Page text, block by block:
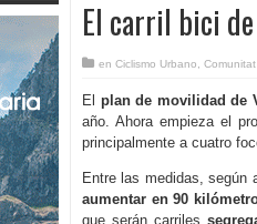
El carril bici
en Ciclismo Urbano
El plan de movilidad de
año. Ahora empieza el
principalmente a cuatro
Entre las medidas, según
aumentar en 90
que serán carriles